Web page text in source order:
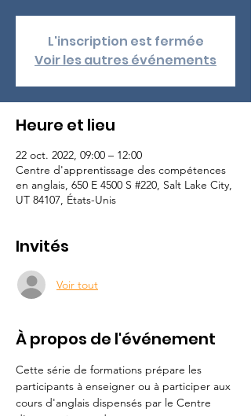
L'inscription est fermée
Voir les autres événements
Heure et lieu
22 oct. 2022, 09:00 – 12:00
Centre d'apprentissage des compétences
en anglais, 650 E 4500 S #220, Salt Lake City,
UT 84107, États-Unis
Invités
Voir tout
À propos de l'événement
Cette série de formations prépare les
participants à enseigner ou à participer aux
cours d'anglais dispensés par le Centre